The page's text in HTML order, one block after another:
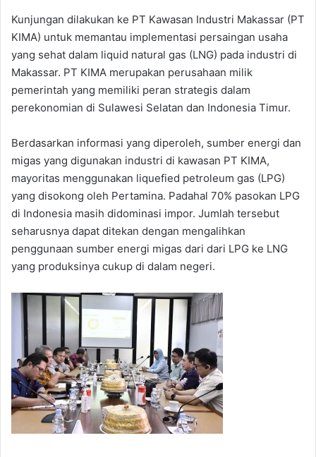
Kunjungan dilakukan ke PT Kawasan Industri Makassar (PT
KIMA) untuk memantau implementasi persaingan usaha
yang sehat dalam liquid natural gas (LNG) pada industri di
Makassar. PT KIMA merupakan perusahaan milik
pemerintah yang memiliki peran strategis dalam
perekonomian di Sulawesi Selatan dan Indonesia Timur.
Berdasarkan informasi yang diperoleh, sumber energi dan
migas yang digunakan industri di kawasan PT KIMA,
mayoritas menggunakan liquefied petroleum gas (LPG)
yang disokong oleh Pertamina. Padahal 70% pasokan LPG
di Indonesia masih didominasi impor. Jumlah tersebut
seharusnya dapat ditekan dengan mengalihkan
penggunaan sumber energi migas dari dari LPG ke LNG
yang produksinya cukup di dalam negeri.